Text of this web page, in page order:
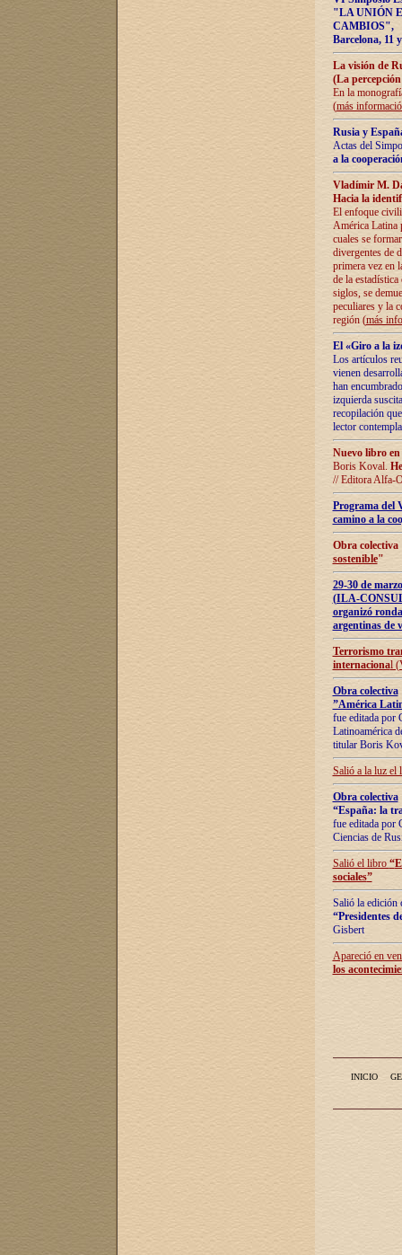
"LA UNIÓN
CAMBIOS",
Barcelona, 11
La visión de
(La
En la
(más
Rusia y
Actas del
a la
Vladímir M.
Hacia la
El enfoque
América Latina
cuales se
divergentes de
primera vez en
de la
siglos, se
peculiares y la
región (más
El «Giro a la
Los artículos
vienen
han
izquierda
recopilación
lector
Nuevo libro
Boris Koval.
// Editora Alfa-
Programa del
camino a la
Obra
sostenible"
29-30 de
(ILA-
organizó
argentinas de
Terrorismo
internacional
Obra colectiva
”América
fue editada por
Latinoamérica
titular Boris
Salió a la luz el
Obra colectiva
“España: la
fue editada por
Ciencias de
Salió el libro “
sociales”
Salió la edición
“Presidentes
Gisbert
Apareció en
los
INICIO